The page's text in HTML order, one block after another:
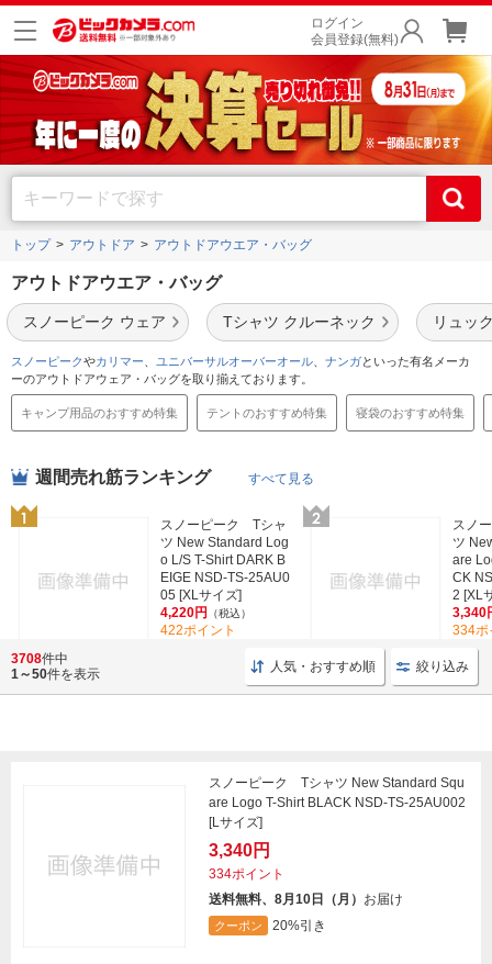
ログイン
会員登録(無料)
トップ アウトドア アウトドアウエア・バッグ
アウトドアウエア・バッグ
スノーピーク ウェア Tシャツ クルーネック リュッ
スノーピークやカリマー ユニバーサルオーバーオール ナンガといった有名メーカ
ーのアウトドアウェア・バッグを取り揃えております。
キャンプ用品のおすすめ特集 テントのおすすめ特集 寝袋のおすすめ特集
週間売れ筋ランキング すべて見る
スノーピーク Tシャ
ツ New Standard Log
o L/S T-Shirt DARK B
EIGE NSD-TS-25AU0
05 [XLサイズ]
4,220円
（税込）
422ポイント
スノ
ツ
are
CK
2 [XL
3,340
334ポ
3708件中
1～50件を表示 人気・おすすめ順 絞り込み
スノーピーク Tシャツ New Standard Squ
are Logo T-Shirt BLACK NSD-TS-25AU002
[Lサイズ]
3,340円
334ポイント
送料無料、8月10日（月） お届け
クーポン 20%引き